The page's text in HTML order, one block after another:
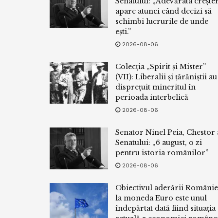
apare atunci când decizi să
schimbi lucrurile de unde
ești.”
2026-08-06
Colecția „Spirit și Mister”
(VII): Liberalii și țărăniștii au
disprețuit mineritul în
perioada interbelică
2026-08-06
Senator Ninel Peia, Chestor
Senatului: „6 august, o zi
pentru istoria românilor”
2026-08-06
Obiectivul aderării
la moneda Euro este unul
îndepărtat dată fiind situația